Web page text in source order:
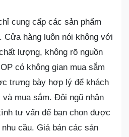
cung cấp các sản phẩm
hàng luôn nói không với
lượng, không rõ nguồn
có không gian mua sắm
trưng bày hợp lý để khách
và mua sắm. Đội ngũ nhân
tư vấn để bạn chọn được
cầu. Giá bán các sản